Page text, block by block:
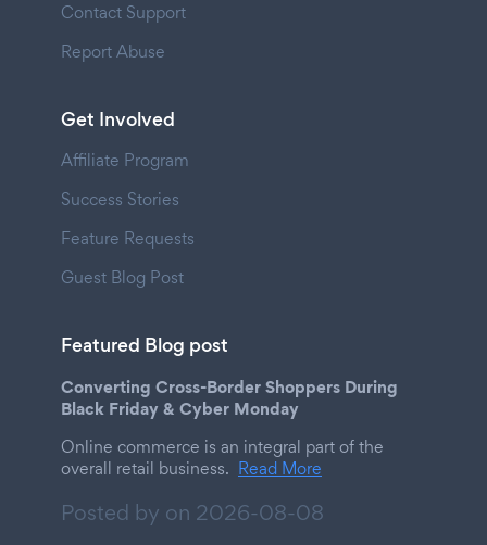
Contact Support
Report Abuse
Get Involved
Affiliate Program
Success Stories
Feature Requests
Guest Blog Post
Featured Blog post
Converting Cross-Border Shoppers During
Black Friday & Cyber Monday
Online commerce is an integral part of the
overall retail business. Read More
Posted by on 2026-08-08